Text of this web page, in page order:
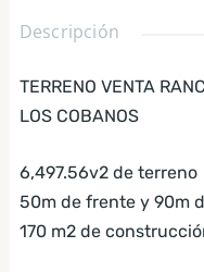
Descripción
TERRENO VENTA
LOS COBANOS
6,497.56v2 de terreno
50m de frente y 90m
170 m2 de